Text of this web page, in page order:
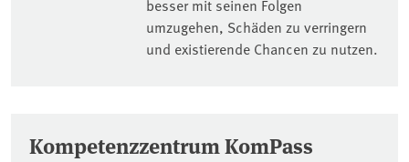
besser mit seinen Folgen
umzugehen, Schäden zu verringern
und existierende Chancen zu nutzen.
Kompetenzzentrum KomPass